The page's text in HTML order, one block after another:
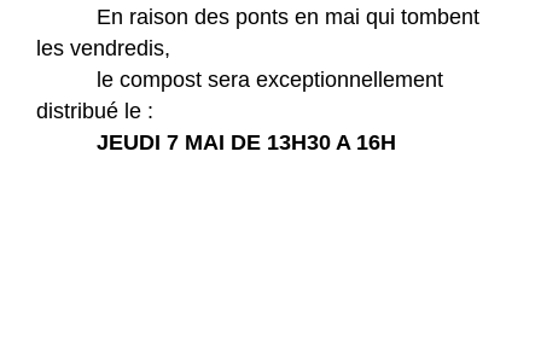
En raison des ponts en mai qui tombent
les vendredis,
le compost sera exceptionnellement
distribué le :
JEUDI 7 MAI DE 13H30 A 16H